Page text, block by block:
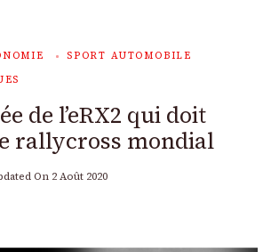
SPORT AUTOMOBILE
de l’eRX2 qui doit
rallycross mondial
On 2 Août 2020